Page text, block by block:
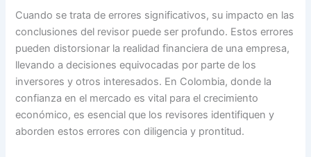
Cuando se trata de errores significativos, su impacto en las
conclusiones del revisor puede ser profundo. Estos errores
pueden distorsionar la realidad financiera de una empresa,
llevando a decisiones equivocadas por parte de los
inversores y otros interesados. En Colombia, donde la
confianza en el mercado es vital para el crecimiento
económico, es esencial que los revisores identifiquen y
aborden estos errores con diligencia y prontitud.